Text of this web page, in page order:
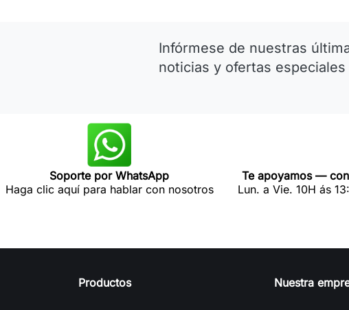
Infórmese de nuestras
noticias y ofertas especiales
Soporte por WhatsApp
Haga clic aquí para hablar con nosotros
Te apoyamos —
Lun. a Vie. 10H ás
Productos Nuestra